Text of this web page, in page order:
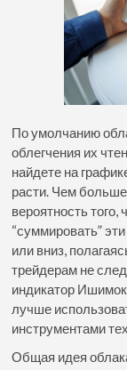
По умолчанию
облегчения их
найдете на
расти. Чем
вероятность того,
“суммировать”
или вниз,
трейдерам не
индикатор
лучше
инструментами
Общая идея